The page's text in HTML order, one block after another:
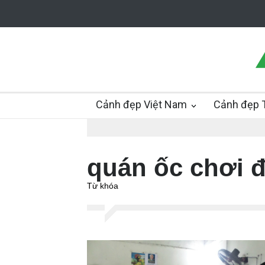
Cảnh đẹp Việt Nam Cảnh đẹp
quán ốc chơi
Từ khóa